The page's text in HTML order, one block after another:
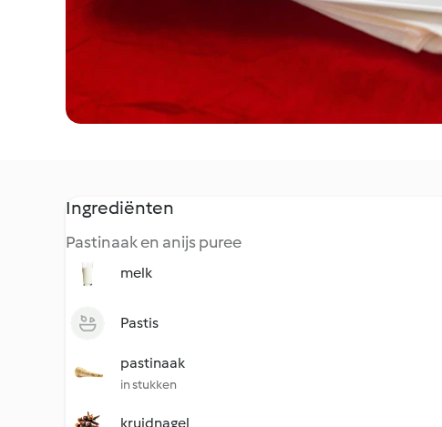
Ingrediënten
Pastinaak en anijs puree
melk
Pastis
pastinaak
in stukken
kruidnagel